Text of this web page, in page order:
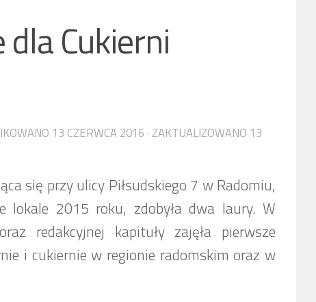
Cukierni
13 CZERWCA 2016 · ZAKTUALIZOWANO 13
się przy ulicy Piłsudskiego 7 w Radomiu,
lokale 2015 roku, zdobyła dwa laury. W
redakcyjnej kapituły zajęła pierwsze
i cukiernie w regionie radomskim oraz w